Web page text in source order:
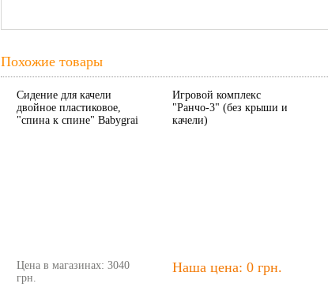
Похожие товары
Сидение для качели
двойное пластиковое,
"спина к спине" Babygrai
Цена в магазинах: 3040
грн.
Игровой комплекс
"Ранчо-3" (без крыши и
качели)
Наша цена: 0 грн.